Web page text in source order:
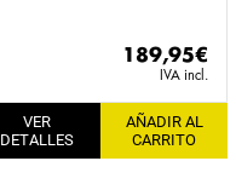
189,95€
IVA incl.
VER
DETALLES
AÑADIR AL
CARRITO